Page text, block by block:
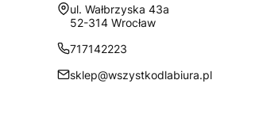
Adres:
ul. Wałbrzyska 43a
52-314 Wrocław
717142223
sklep@wszystkodlabiura.pl